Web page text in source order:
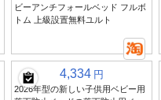
ビーアンチフォールベッド フルボ
トム 上級設置無料ユルト
4,334 円
2026年型の新しい子供用ベビー用